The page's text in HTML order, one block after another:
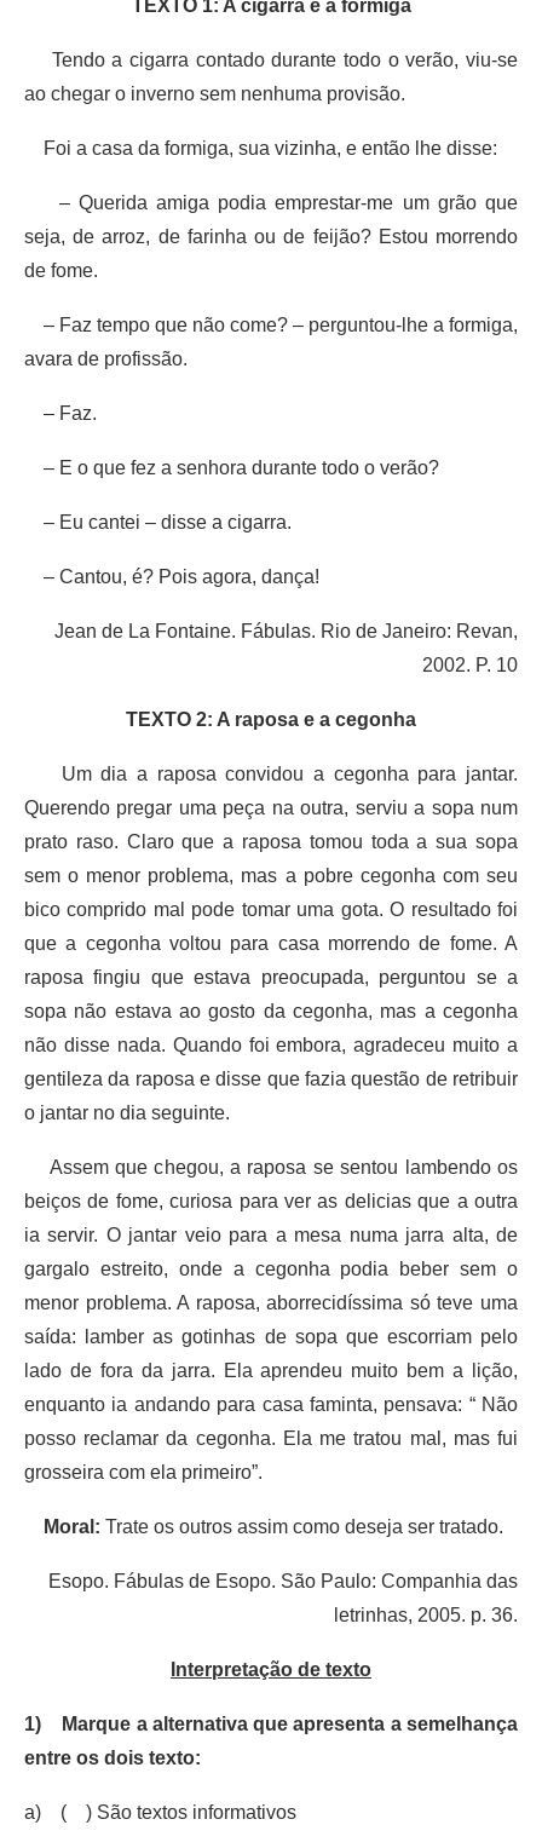
TEXTO 1: A cigarra e a formiga
Tendo a cigarra contado durante todo o verão, viu-se
ao chegar o inverno sem nenhuma provisão.
Foi a casa da formiga, sua vizinha, e então lhe disse:
– Querida amiga podia emprestar-me um grão que
seja, de arroz, de farinha ou de feijão? Estou morrendo
de fome.
– Faz tempo que não come? – perguntou-lhe a formiga,
avara de profissão.
– Faz.
– E o que fez a senhora durante todo o verão?
– Eu cantei – disse a cigarra.
– Cantou, é? Pois agora, dança!
Jean de La Fontaine. Fábulas. Rio de Janeiro: Revan,
2002. P. 10
TEXTO 2: A raposa e a cegonha
Um dia a raposa convidou a cegonha para jantar.
Querendo pregar uma peça na outra, serviu a sopa num
prato raso. Claro que a raposa tomou toda a sua sopa
sem o menor problema, mas a pobre cegonha com seu
bico comprido mal pode tomar uma gota. O resultado foi
que a cegonha voltou para casa morrendo de fome. A
raposa fingiu que estava preocupada, perguntou se a
sopa não estava ao gosto da cegonha, mas a cegonha
não disse nada. Quando foi embora, agradeceu muito a
gentileza da raposa e disse que fazia questão de retribuir
o jantar no dia seguinte.
Assem que chegou, a raposa se sentou lambendo os
beiços de fome, curiosa para ver as delicias que a outra
ia servir. O jantar veio para a mesa numa jarra alta, de
gargalo estreito, onde a cegonha podia beber sem o
menor problema. A raposa, aborrecidíssima só teve uma
saída: lamber as gotinhas de sopa que escorriam pelo
lado de fora da jarra. Ela aprendeu muito bem a lição,
enquanto ia andando para casa faminta, pensava: “ Não
posso reclamar da cegonha. Ela me tratou mal, mas fui
grosseira com ela primeiro”.
Moral: Trate os outros assim como deseja ser tratado.
Esopo. Fábulas de Esopo. São Paulo: Companhia das
letrinhas, 2005. p. 36.
Interpretação de texto
1)
Marque a alternativa que apresenta a semelhança
entre os dois texto:
a) ( ) São textos informativos